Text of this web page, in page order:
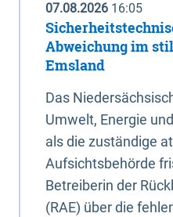
07.08.2026 16:05
Abweichung im
Emsland
Das
Umwelt, Energie
als die zuständige
Aufsichtsbehörde
Betreiberin der
(RAE) über die